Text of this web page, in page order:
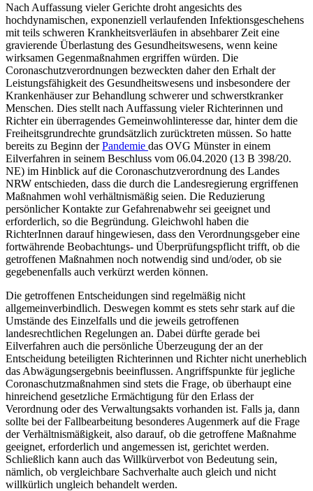
Nach Auffassung vieler Gerichte droht angesichts des
hochdynamischen, exponenziell verlaufenden Infektionsgeschehens
mit teils schweren Krankheitsverläufen in absehbarer Zeit eine
gravierende Überlastung des Gesundheitswesens, wenn keine
wirksamen Gegenmaßnahmen ergriffen würden. Die
Coronaschutzverordnungen bezweckten daher den Erhalt der
Leistungsfähigkeit des Gesundheitswesens und insbesondere der
Krankenhäuser zur Behandlung schwerer und schwerstkranker
Menschen. Dies stellt nach Auffassung vieler Richterinnen und
Richter ein überragendes Gemeinwohlinteresse dar, hinter dem die
Freiheitsgrundrechte grundsätzlich zurücktreten müssen. So hatte
bereits zu Beginn derPandemie das OVG Münster in einem
Eilverfahren in seinem Beschluss vom 06.04.2020 (13 B 398/20.
NE) im Hinblick auf die Coronaschutzverordnung des Landes
NRW entschieden, dass die durch die Landesregierung ergriffenen
Maßnahmen wohl verhältnismäßig seien. Die Reduzierung
persönlicher Kontakte zur Gefahrenabwehr sei geeignet und
erforderlich, so die Begründung. Gleichwohl haben die
RichterInnen darauf hingewiesen, dass den Verordnungsgeber eine
fortwährende Beobachtungs- und Überprüfungspflicht trifft, ob die
getroffenen Maßnahmen noch notwendig sind und/oder, ob sie
gegebenenfalls auch verkürzt werden können.
Die getroffenen Entscheidungen sind regelmäßig nicht
allgemeinverbindlich. Deswegen kommt es stets sehr stark auf die
Umstände des Einzelfalls und die jeweils getroffenen
landesrechtlichen Regelungen an. Dabei dürfte gerade bei
Eilverfahren auch die persönliche Überzeugung der an der
Entscheidung beteiligten Richterinnen und Richter nicht unerheblich
das Abwägungsergebnis beeinflussen. Angriffspunkte für jegliche
Coronaschutzmaßnahmen sind stets die Frage, ob überhaupt eine
hinreichend gesetzliche Ermächtigung für den Erlass der
Verordnung oder des Verwaltungsakts vorhanden ist. Falls ja, dann
sollte bei der Fallbearbeitung besonderes Augenmerk auf die Frage
der Verhältnismäßigkeit, also darauf, ob die getroffene Maßnahme
geeignet, erforderlich und angemessen ist, gerichtet werden.
Schließlich kann auch das Willkürverbot von Bedeutung sein,
nämlich, ob vergleichbare Sachverhalte auch gleich und nicht
willkürlich ungleich behandelt werden.